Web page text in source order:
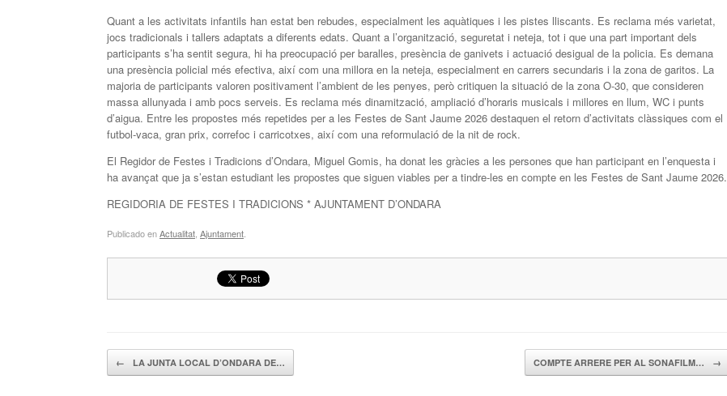
Quant a les activitats infantils han estat ben rebudes, especialment les aquàtiques i les pistes lliscants. Es reclama més varietat,
jocs tradicionals i tallers adaptats a diferents edats. Quant a l’organització, seguretat i neteja, tot i que una part important dels
participants s’ha sentit segura, hi ha preocupació per baralles, presència de ganivets i actuació desigual de la policia. Es demana
una presència policial més efectiva, així com una millora en la neteja, especialment en carrers secundaris i la zona de garitos. La
majoria de participants valoren positivament l’ambient de les penyes, però critiquen la situació de la zona O-30, que consideren
massa allunyada i amb pocs serveis. Es reclama més dinamització, ampliació d’horaris musicals i millores en llum, WC i punts
d’aigua. Entre les propostes més repetides per a les Festes de Sant Jaume 2026 destaquen el retorn d’activitats clàssiques com el
futbol-vaca, gran prix, correfoc i carricotxes, així com una reformulació de la nit de rock.
El Regidor de Festes i Tradicions d’Ondara, Miguel Gomis, ha donat les gràcies a les persones que han participant en l’enquesta i
ha avançat que ja s’estan estudiant les propostes que siguen viables per a tindre-les en compte en les Festes de Sant Jaume 2026.
REGIDORIA DE FESTES I TRADICIONS * AJUNTAMENT D’ONDARA
Publicado enActualitat Ajuntament
Navegador de artículos
← LA JUNTA LOCAL D’ONDARA DE… COMPTE ARRERE PER AL SONAFILM… →